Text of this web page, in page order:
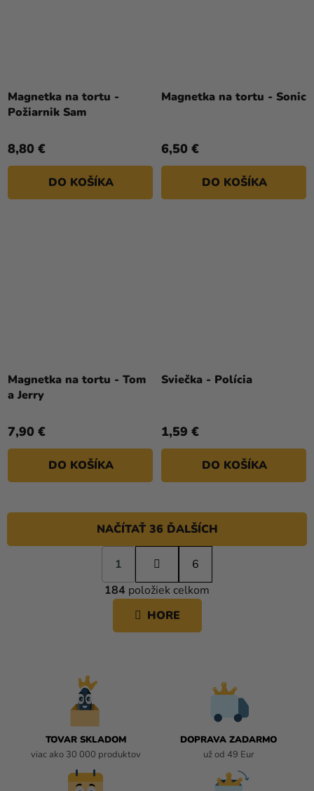
Magnetka na tortu -
Požiarnik Sam
8,80 €
DO KOŠÍKA
Magnetka na tortu - Sonic
6,50 €
DO KOŠÍKA
Magnetka na tortu - Tom
a Jerry
7,90 €
DO KOŠÍKA
Sviečka - Polícia
1,59 €
DO KOŠÍKA
O
V
L
Á
NAČÍTAŤ 36 ĎALŠÍCH
S
t
r
á
k
o
1
6
184 položiek celkom
HORE
TOVAR SKLADOM
viac ako 30 000 produktov
DOPRAVA ZADARMO
už od 49 Eur